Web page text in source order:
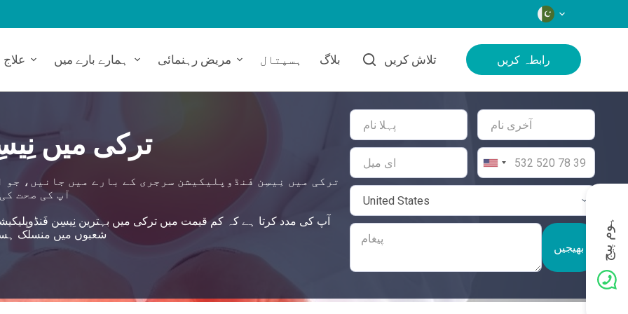
زبانیں
علاج ہمارے بارے میں مریض رہنمائی ہسپتال بلاگ تلاش کریں رابطہ کریں
ترکی میں
ترکی میں نِیسِن فَنڈوپلیکیشن سرجری کے بارے میں جانیں،
آپ کی صحت
شعبوں میں منسلک ہسپتالوں کے ذریعے 360
بھیجیں ہوم پیج